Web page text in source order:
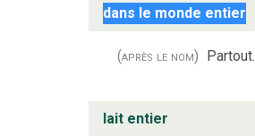
dans le monde entier
(après le nom) Partout.
lait entier